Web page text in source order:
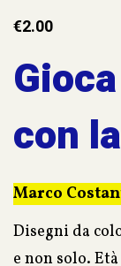
con
€2.00
Marco
Disegni da
e non solo.